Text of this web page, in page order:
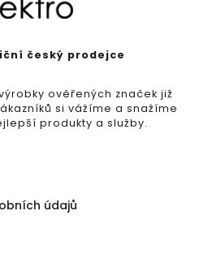
český prodejce
ověřených značek již
si vážíme a snažíme
produkty a služby.
údajů